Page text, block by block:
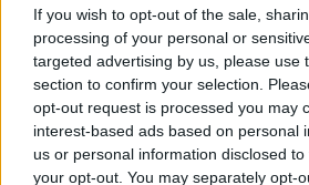
If you wish to opt-out of the sale,
processing of your personal or
targeted advertising by us, please use
section to confirm your selection.
opt-out request is processed you may
interest-based ads based on personal
us or personal information disclosed
your opt-out. You may separately opt-
Annons: